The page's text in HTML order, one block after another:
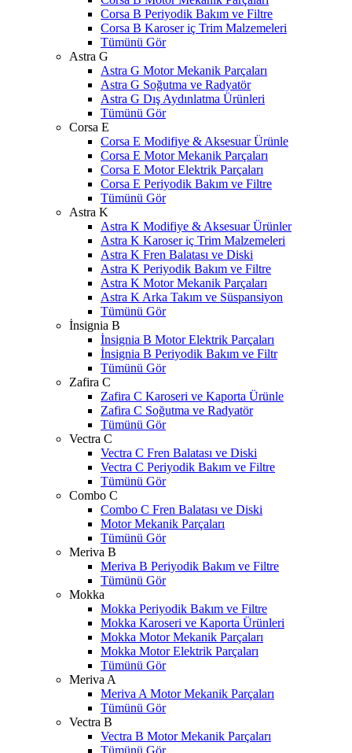
Corsa B Periyodik Bakım ve Filtre
Corsa B Karoser iç Trim Malzemeleri
Tümünü Gör
Astra G
Astra G Motor Mekanik Parçaları
Astra G Soğutma ve Radyatör
Astra G Dış Aydınlatma Ürünleri
Tümünü Gör
Corsa E
Corsa E Modifiye & Aksesuar Ürünle
Corsa E Motor Mekanik Parçaları
Corsa E Motor Elektrik Parçaları
Corsa E Periyodik Bakım ve Filtre
Tümünü Gör
Astra K
Astra K Modifiye & Aksesuar Ürünler
Astra K Karoser iç Trim Malzemeleri
Astra K Fren Balatası ve Diski
Astra K Periyodik Bakım ve Filtre
Astra K Motor Mekanik Parçaları
Astra K Arka Takım ve Süspansiyon
Tümünü Gör
İnsignia B
İnsignia B Motor Elektrik Parçaları
İnsignia B Periyodik Bakım ve Filtr
Tümünü Gör
Zafira C
Zafira C Karoseri ve Kaporta Ürünle
Zafira C Soğutma ve Radyatör
Tümünü Gör
Vectra C
Vectra C Fren Balatası ve Diski
Vectra C Periyodik Bakım ve Filtre
Tümünü Gör
Combo C
Combo C Fren Balatası ve Diski
Motor Mekanik Parçaları
Tümünü Gör
Meriva B
Meriva B Periyodik Bakım ve Filtre
Tümünü Gör
Mokka
Mokka Periyodik Bakım ve Filtre
Mokka Karoseri ve Kaporta Ürünleri
Mokka Motor Mekanik Parçaları
Mokka Motor Elektrik Parçaları
Tümünü Gör
Meriva A
Meriva A Motor Mekanik Parçaları
Tümünü Gör
Vectra B
Vectra B Motor Mekanik Parçaları
Tümünü Gör